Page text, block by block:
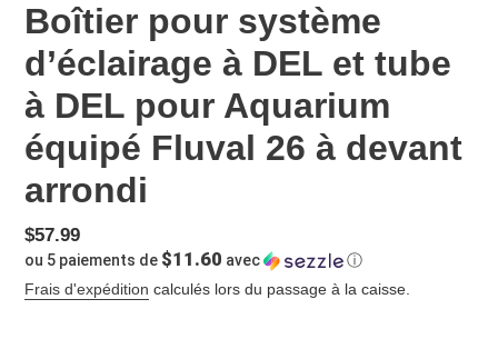
Boîtier pour système
d’éclairage à DEL et tube
à DEL pour Aquarium
équipé Fluval 26 à devant
arrondi
Prix
normal
$57.99
ou 5 paiements de $11.60 avec
ⓘ
Frais d'expédition calculés lors du passage à la caisse.